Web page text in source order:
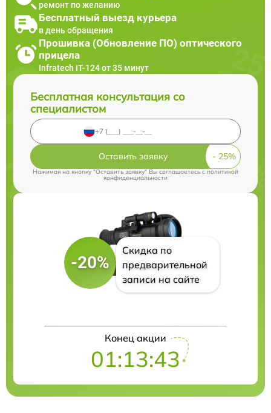
ремонт по желанию
Бесплатный выезд курьера
в день обращения
Прошивка (Обновление ПО) оптического
прицела
Infratech IT-124 от 35 минут
Бесплатная консультация со
специалистом
Оставить заявку
Нажимая на кнопку "Оставить заявку" Вы соглашаетесь cполитикой
конфиденциальности
-20%
Скидка по
предварительной
записи на сайте
Конец акции
01:13:42